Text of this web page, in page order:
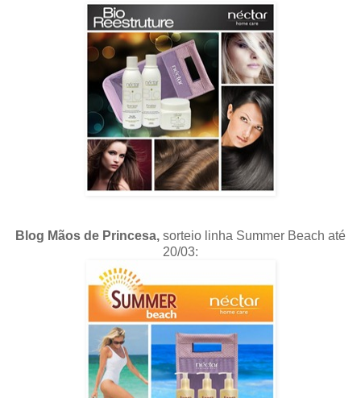
Blog Mãos de Princesa, sorteio linha Summer Beach até
20/03: